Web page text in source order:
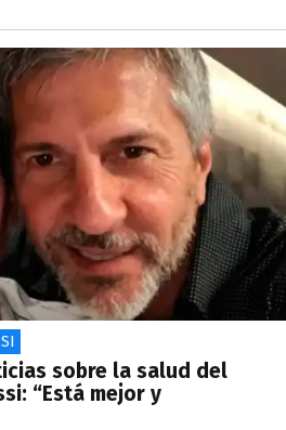
sobre la salud del
“Está mejor y